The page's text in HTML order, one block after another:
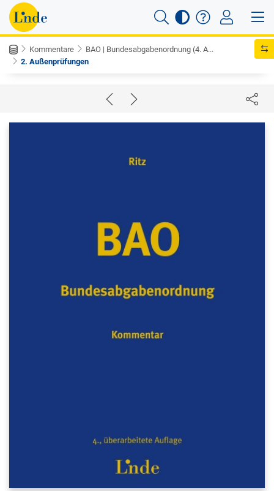
Kommentare
BAO | Bundesabgabenordnung (4. A...
2. Außenprüfungen